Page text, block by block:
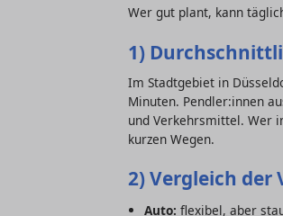
Wer gut plant, kann
1)
Im Stadtgebiet in
Minuten. Pendler:innen
und Verkehrsmittel. Wer
kurzen Wegen.
2) Vergleich der
Auto: flexibel, aber